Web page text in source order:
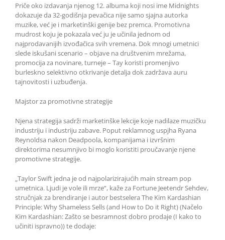
Priče oko izdavanja njenog 12. albuma koji nosi ime Midnights
dokazuje da 32-godišnja pevačica nije samo sjajna autorka
muzike, već je i marketinški genije bez premca. Promotivna
mudrost koju je pokazala već ju je učinila jednom od
najprodavanijih izvođačica svih vremena. Dok mnogi umetnici
slede iskušani scenario – objave na društvenim mrežama,
promocija za novinare, turneje – Tay koristi promenjivo
burleskno selektivno otkrivanje detalja dok zadržava auru
tajnovitosti i uzbuđenja.
Majstor za promotivne strategije
Njena strategija sadrži marketinške lekcije koje nadilaze muzičku
industriju i industriju zabave. Poput reklamnog uspjha Ryana
Reynoldsa nakon Deadpoola, kompanijama i izvršnim
direktorima nesumnjivo bi moglo koristiti proučavanje njene
promotivne strategije.
„Taylor Swift jedna je od najpolarizirajućih main stream pop
umetnica. Ljudi je vole ili mrze“, kaže za Fortune Jeetendr Sehdev,
stručnjak za brendiranje i autor bestselera The Kim Kardashian
Principle: Why Shameless Sells (and How to Do it Right) (Načelo
Kim Kardashian: Zašto se besramnost dobro prodaje (I kako to
učiniti ispravno)) te dodaje: